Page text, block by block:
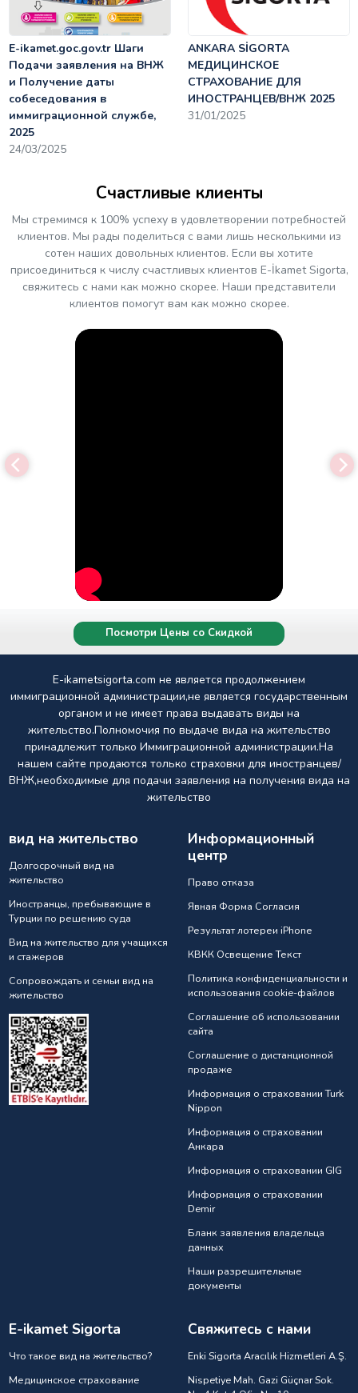
E-ikamet.goc.gov.tr Шаги
Подачи заявления на ВНЖ
и Получение даты
собеседования в
иммиграционной службе,
2025
24/03/2025
ANKARA SİGORTA
МЕДИЦИНСКОЕ
СТРАХОВАНИЕ ДЛЯ
ИНОСТРАНЦЕВ/ВНЖ 2025
31/01/2025
Счастливые клиенты
Мы стремимся к 100% успеху в удовлетворении потребностей
клиентов. Мы рады поделиться с вами лишь несколькими из
сотен наших довольных клиентов. Если вы хотите
присоединиться к числу счастливых клиентов E-İkamet Sigorta,
свяжитесь с нами как можно скорее. Наши представители
клиентов помогут вам как можно скорее.
Посмотри Цены со Скидкой
E-ikametsigorta.com не является продолжением
иммиграционной администрации,не является государственным
органом и не имеет права выдавать виды на
жительство.Полномочия по выдаче вида на жительство
принадлежит только Иммиграционной администрации.На
нашем сайте продаются только страховки для иностранцев/
ВНЖ,необходимые для подачи заявления на получения вида на
жительство
вид на жительство
Долгосрочный вид на
жительство
Иностранцы, пребывающие в
Турции по решению суда
Вид на жительство для учащихся
и стажеров
Сопровождать и семьи вид на
жительство
Информационный
центр
Право отказа
Явная Форма Согласия
Результат лотереи iPhone
КВКК Освещение Текст
Политика конфиденциальности и
использования cookie-файлов
Соглашение об использовании
сайта
Соглашение о дистанционной
продаже
Информация о страховании Turk
Nippon
Информация о страховании
Анкарa
Информация о страховании GIG
Информация о страховании
Demir
Бланк заявления владельца
данных
Наши разрешительные
документы
E-ikamet Sigorta
Что такое вид на жительство?
Медицинское страхование
Свяжитесь с нами
Enki Sigorta Aracılık Hizmetleri A.Ş.
Nispetiye Mah. Gazi Güçnar Sok.